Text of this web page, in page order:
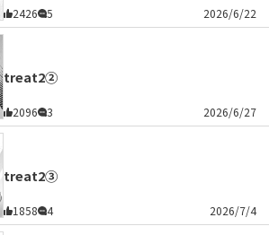
2426 5 2026/6/22
treat2②
2096 3 2026/6/27
treat2③
1858 4 2026/7/4